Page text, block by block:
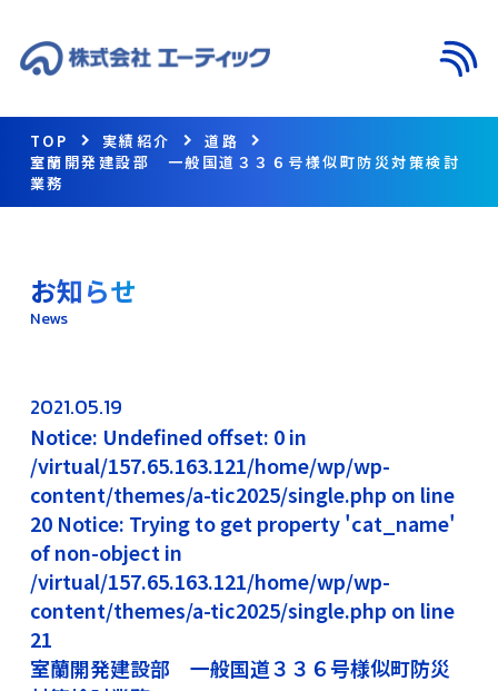
TOP 実績紹介
道路
室蘭開発建設部 一般国道３３６号様似町防災対策検討
業務
お知らせ
News
2021.05.19
Notice: Undefined offset: 0 in
/virtual/157.65.163.121/home/wp/wp-
content/themes/a-tic2025/single.php on line
20 Notice: Trying to get property 'cat_name'
of non-object in
/virtual/157.65.163.121/home/wp/wp-
content/themes/a-tic2025/single.php on line
21
室蘭開発建設部 一般国道３３６号様似町防災